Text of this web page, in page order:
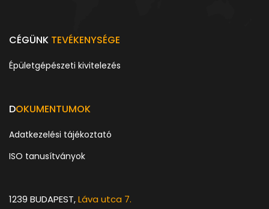
CÉGÜNK TEVÉKENYSÉGE
Épületgépészeti kivitelezés
DOKUMENTUMOK
Adatkezelési tájékoztató
ISO tanusítványok
1239 BUDAPEST,Láva utca 7.